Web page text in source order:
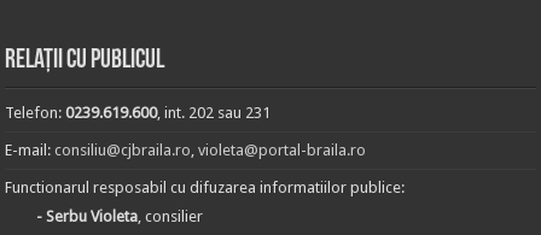
Relații cu publicul
Telefon:0239.619.600, int. 202 sau 231
E-mail:consiliu@cjbraila.ro,violeta@portal-braila.ro
Functionarul resposabil cu difuzarea informatiilor publice:
- Serbu Violeta, consilier